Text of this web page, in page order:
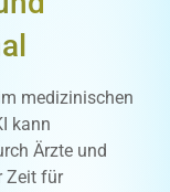
medizinischen
kann
Ärzte und
Zeit für